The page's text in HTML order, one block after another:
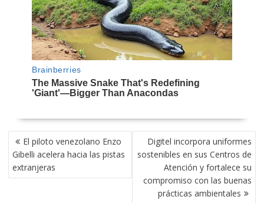
NAVEGACIÓN
DE
ENTRADAS
El piloto venezolano Enzo
Gibelli acelera hacia las pistas
extranjeras
Digitel incorpora uniformes
sostenibles en sus Centros de
Atención y fortalece su
compromiso con las buenas
prácticas ambientales